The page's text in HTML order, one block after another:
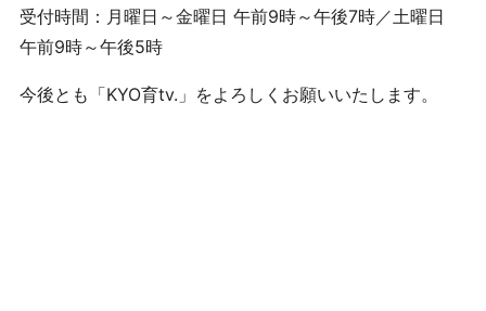
受付時間：月曜日～金曜日 午前9時～午後7時／土曜日
午前9時～午後5時
今後とも「KYO育tv.」をよろしくお願いいたします。